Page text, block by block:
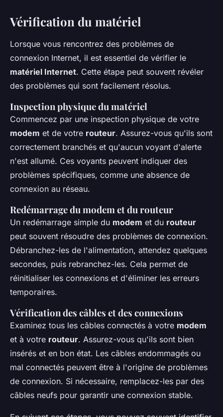
Vérification du matériel
Lorsque vous rencontrez des problèmes de
connexion Internet, il est essentiel de vérifier le
matériel Internet. Cette étape peut souvent révéler
des problèmes qui sont facilement résolus.
Inspection physique du matériel
Commencez par une inspection physique de votre
modem et de votre routeur. Assurez-vous qu'ils sont
correctement branchés et qu'aucun voyant d'alerte
n'est allumé. Ces voyants peuvent indiquer des
problèmes spécifiques, comme une absence de
connexion au réseau.
Redémarrage du modem et du routeur
Un redémarrage simple du modem et du routeur
peut souvent résoudre des problèmes de connexion.
Débranchez-les de l'alimentation, attendez quelques
secondes, puis rebranchez-les. Cela permet de
réinitialiser les connexions et d'éliminer les erreurs
temporaires.
Vérification des câbles et des connexions
Examinez tous les câbles connectés à votre modem
et à votre routeur. Assurez-vous qu'ils sont bien
insérés et en bon état. Les câbles endommagés ou
mal connectés peuvent être à l'origine de problèmes
de connexion. Si nécessaire, remplacez-les par des
câbles neufs pour garantir une connexion stable.